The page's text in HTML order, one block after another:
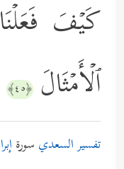
كَیۡفَ
ٱلۡأَمۡثَالَ ﴿٤٥﴾
تفسير السعدي سورة